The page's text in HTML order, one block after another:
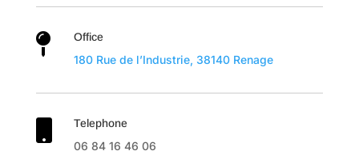
 Office
180 Rue de l’Industrie, 38140 Renage
Telephone
06 84 16 46 06